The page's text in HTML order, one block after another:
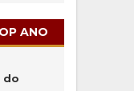
ANO
do